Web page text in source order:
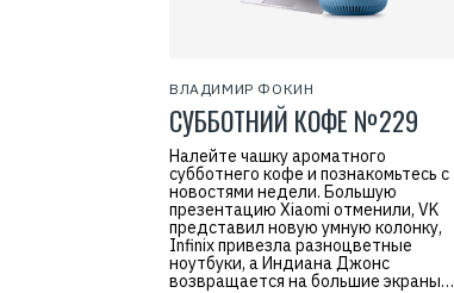
ВЛАДИМИР ФОКИН
СУББОТНИЙ КОФЕ №229
Налейте чашку ароматного
субботнего кофе и познакомьтесь с
новостями недели. Большую
презентацию Xiaomi отменили, VK
представил новую умную колонку,
Infinix привезла разноцветные
ноутбуки, а Индиана Джонс
возвращается на большие экраны…